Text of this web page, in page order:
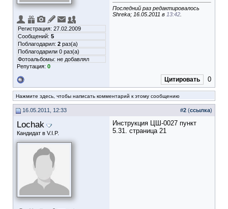
Регистрация: 27.02.2009
Сообщений: 5
Поблагодарил: 2 раз(а)
Поблагодарили 0 раз(а)
Фотоальбомы: не добавлял
Репутация: 0
Последний раз редактировалось
Shreka; 16.05.2011 в 13:42
Цитировать 0
Нажмите здесь, чтобы написать комментарий к этому сообщению
16.05.2011, 12:33 #2 (ссылка)
Lochak
Кандидат в V.I.P.
Инструкция ЦШ-0027 пункт
5.31. страница 21